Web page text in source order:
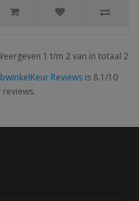
1 t/m 2 van in totaal 2
Reviews is 8.1/10